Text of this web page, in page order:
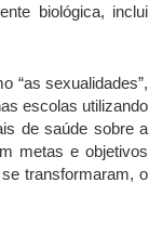
biológica, inclui
“as sexualidades”,
escolas utilizando
de saúde sobre a
metas e objetivos
transformaram, o